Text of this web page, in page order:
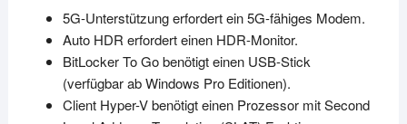
5G-Unterstützung erfordert ein 5G-fähiges Modem.
Auto HDR erfordert einen HDR-Monitor.
BitLocker To Go benötigt einen USB-Stick
(verfügbar ab Windows Pro Editionen).
Client Hyper-V benötigt einen Prozessor mit Second